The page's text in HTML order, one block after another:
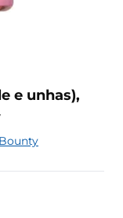
e unhas),